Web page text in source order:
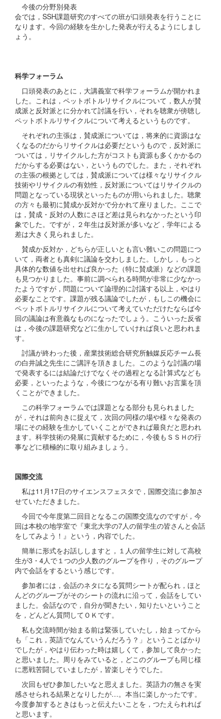
今後の分野別発表
会では，SSH課題研究のすべての班が口頭発表を行うことに
なります。今回の経験を生かした発表が行えるようにしまし
ょう。
科学フォーラム
口頭発表のあとに，大講義室で科学フォーラムが開かれま
した。これは，ペットボトルリサイクルについて，数人が賛
成派と反対派とに分かれて討議を行い，それを聴衆が傍聴し
ペットボトルリサイクルについて考えるというものです。
それぞれの主張は，賛成派については，将来的に資源はな
くなるのだからリサイクルは必要だというもので，反対派に
ついては，リサイクルした方がコストも資源も多くかかるの
だからする必要はない，というものでした。また，それぞれ
の主張の根拠としては，賛成派については様々なリサイクル
技術やリサイクルの有効性，反対派についてはリサイクルの
問題となっている現状といったものが用いられました。聴衆
の方々も最初に賛成か反対かで分かれて座りました。ここで
は，賛成・反対の人数にさほど差は見られなかったという印
象でした。ですが，２年生は反対派が多いなど，学年による
差は大きく見られました。
賛成か反対か，どちらが正しいとも言い難いこの問題につ
いて，両者とも真剣に議論を交わしました。しかし，もっと
具体的な数値を出せれば良かった（特に賛成派）などの課題
も見つかりました。事前に調べられる時間が非常に少なかっ
たようですが，問題について論理的に討議する以上，やはり
必要なことです。課題が残る議論でしたが，もしこの機会に
ペットボトルリサイクルについて考えていただけたならば今
回の議論は有意義なものになったでしょう。こういった反省
は，今後の課題研究などに生かしていければ良いと思われま
す。
討議が終わった後，産業技術総合研究所触媒反応チーム長
の白井誠之先生にご講評を頂きました。このような討議の場
で発表するには結論だけでなくその過程となる計算式なども
必要，といったような，今後につながる有り難いお言葉を頂
くことができました。
この科学フォーラムでは課題となる部分も見られました
が，それは前向きに捉えて，次回の同様の場や様々な発表の
場にその経験を生かしていくことができれば最良だと思われ
ます。科学技術の発展に貢献するために，今後もＳＳＨの行
事などに積極的に取り組みましょう。
国際交流
私は11月17日のサイエンスフェスタで，国際交流に参加さ
せていただきました。
今回で今年度第二回目となるこの国際交流なのですが，今
回は本校の地学室で『東北大学の7人の留学生の皆さんと会話
をしてみよう！』という，内容でした。
簡単に形式をお話ししますと，１人の留学生に対して高校
生が3・4人で１つの少人数のグループを作り，そのグループ
内で会話をするという感じです。
参加者には，会話のネタになる質問シートが配られ，ほと
んどのグループがそのシートの流れに沿って，会話をしてい
ました。会話なので，自分が聞きたい，知りたいということ
を，どんどん質問してＯＫです。
私も交流時間が始まる前は緊張していたし，始まってから
も「これ，英語でなんていうんだろう？」ということばかり
でしたが，やはり伝わった時は嬉しくて，参加して良かった
と思いました。周りをみていると，どこのグループも同じ様
に悪戦苦闘していましたが，皆楽しそうでした。
次回もぜひ参加したいなと思えました。英語力の無さを実
感させられる結果となりしたが…。本当に楽しかったです。
今度参加するときはもっと伝えたいことを，つたえられれば
と思います。